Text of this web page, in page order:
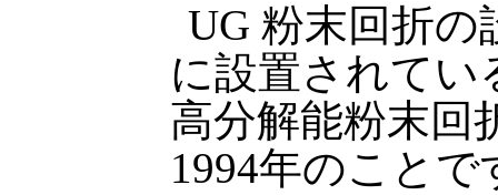
UG 粉末回折
に設置されてい
高分解能粉末回
1994年のこと